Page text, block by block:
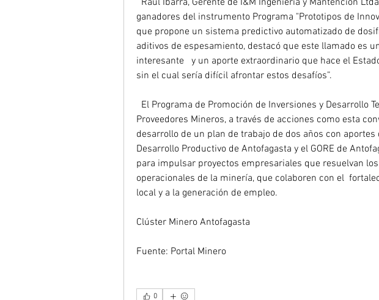
ganadores del instrumento Programa "Prototipos de
que propone un sistema predictivo automatizado de
aditivos de espesamiento, destacó que este llamado es
interesante   y un aporte extraordinario que hace el
sin el cual sería difícil afrontar estos desafíos”.
Proveedores Mineros, a través de acciones como esta
desarrollo de un plan de trabajo de dos años con aportes
Desarrollo Productivo de Antofagasta y el GORE de
para impulsar proyectos empresariales que resuelvan
operacionales de la minería, que colaboren con el
local y a la generación de empleo.
Clúster Minero Antofagasta
Fuente: Portal Minero
0